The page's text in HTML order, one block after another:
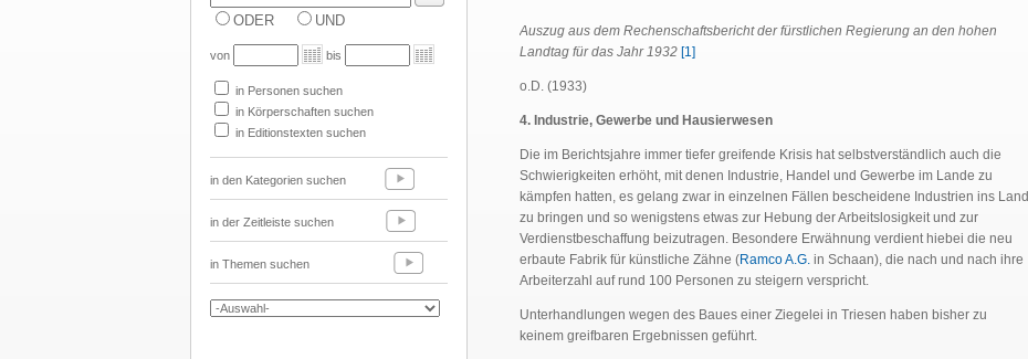
ODER UND
von bis
in Personen suchen
in Körperschaften suchen
in Editionstexten suchen
in den Kategorien suchen
in der Zeitleiste suchen
in Themen suchen
Auszug aus dem Rechenschaftsbericht der fürstlichen Regierung an den hohen
Landtag für das Jahr 1932 [1]
o.D. (1933)
4. Industrie, Gewerbe und Hausierwesen
Die im Berichtsjahre immer tiefer greifende Krisis hat selbstverständlich auch die
Schwierigkeiten erhöht, mit denen Industrie, Handel und Gewerbe im Lande zu
kämpfen hatten, es gelang zwar in einzelnen Fällen bescheidene Industrien ins Land
zu bringen und so wenigstens etwas zur Hebung der Arbeitslosigkeit und zur
Verdienstbeschaffung beizutragen. Besondere Erwähnung verdient hiebei die neu
erbaute Fabrik für künstliche Zähne (Ramco A.G. in Schaan), die nach und nach ihre
Arbeiterzahl auf rund 100 Personen zu steigern verspricht.
Unterhandlungen wegen des Baues einer Ziegelei in Triesen haben bisher zu
keinem greifbaren Ergebnissen geführt.